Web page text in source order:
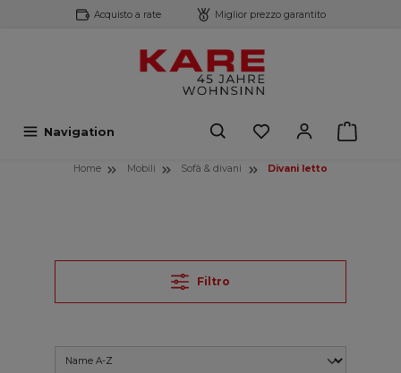
principaleAcquisto a rate Miglior prezzo garantito
Navigation
Home Mobili Sofà & divani Divani letto
Filtro